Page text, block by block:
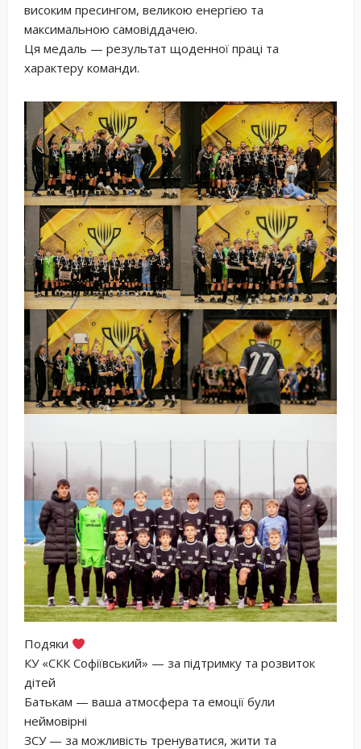
високим пресингом, великою енергією та
максимальною самовіддачею.
Ця медаль — результат щоденної праці та
характеру команди.
Подяки
КУ «СКК Софіївський» — за підтримку та розвиток
дітей
Батькам — ваша атмосфера та емоції були
неймовірні
ЗСУ — за можливість тренуватися, жити та